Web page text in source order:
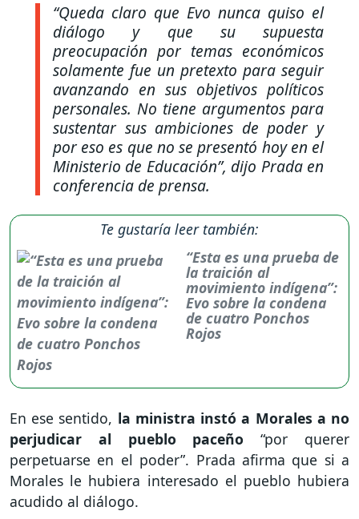
“Queda claro que Evo nunca quiso el
diálogo y que su supuesta
preocupación por temas económicos
solamente fue un pretexto para seguir
avanzando en sus objetivos políticos
personales. No tiene argumentos para
sustentar sus ambiciones de poder y
por eso es que no se presentó hoy en el
Ministerio de Educación”, dijo Prada en
conferencia de prensa.
Te gustaría leer también:
“Esta es una prueba de
la traición al
movimiento indígena”:
Evo sobre la condena
de cuatro Ponchos
Rojos
En ese sentido, la ministra instó a Morales a no
perjudicar al pueblo paceño “por querer
perpetuarse en el poder”. Prada afirma que si a
Morales le hubiera interesado el pueblo hubiera
acudido al diálogo.